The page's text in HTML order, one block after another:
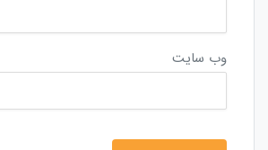
وب‌ سایت